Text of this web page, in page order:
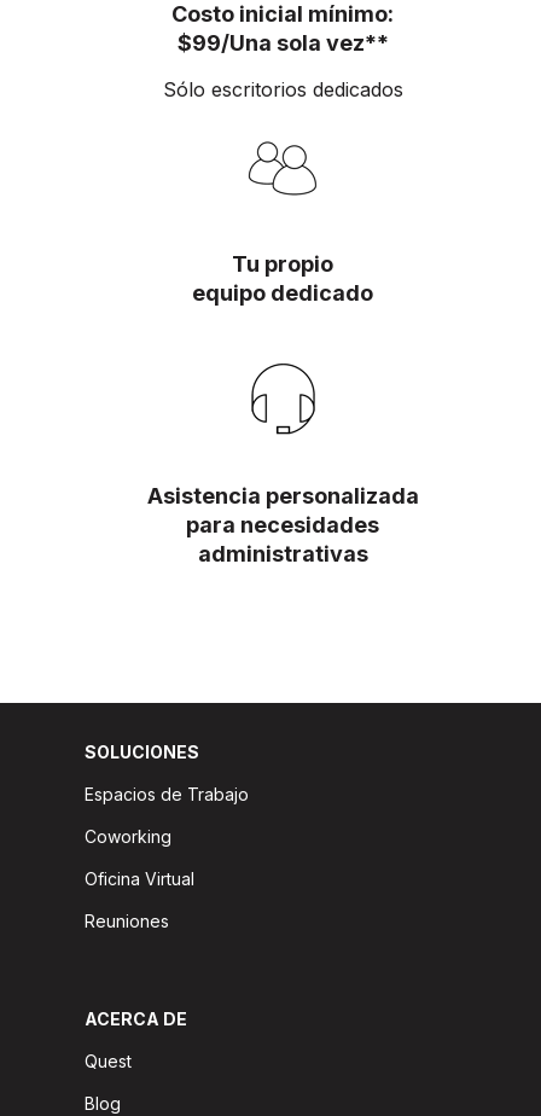
Costo inicial mínimo:
$99/Una sola vez**
Sólo escritorios dedicados
Tu propio
equipo dedicado
Asistencia personalizada
para necesidades
administrativas
SOLUCIONES
Espacios de Trabajo
Coworking
Oficina Virtual
Reuniones
ACERCA DE
Quest
Blog